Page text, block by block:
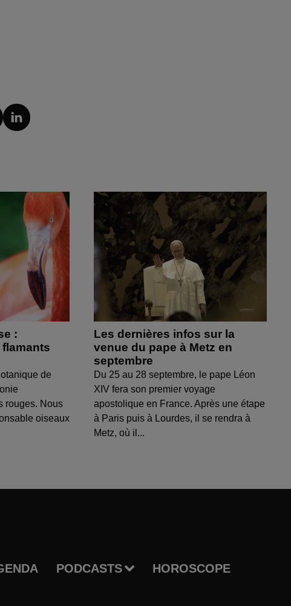
:
de
rouges. Nous
oiseaux
Les dernières infos sur la
venue du pape à Metz en
septembre
Du 25 au 28 septembre, le pape Léon
XIV fera son premier voyage
apostolique en France. Après une étape
à Paris puis à Lourdes, il se rendra à
Metz, où il...
PODCASTS HOROSCOPE